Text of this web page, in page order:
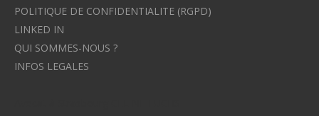
POLITIQUE DE CONFIDENTIALITE (RGPD)
LINKED IN
QUI SOMMES-NOUS ?
INFOS LEGALES